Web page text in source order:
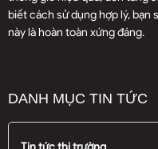
biết cách sử dụng hợp lý, bạn
này là hoàn toàn xứng đáng.
DANH MỤC TIN TỨC